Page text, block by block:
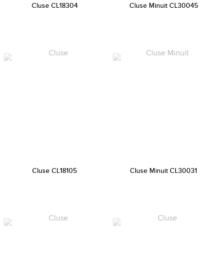
Cluse CL18304 Cluse Minuit CL30045
Cluse CL18105 Cluse Minuit CL30031